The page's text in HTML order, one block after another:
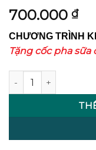
700.000 ₫
CHƯƠNG TRÌNH
Tặng cốc pha sữa
Sữa Leanpro Thyro